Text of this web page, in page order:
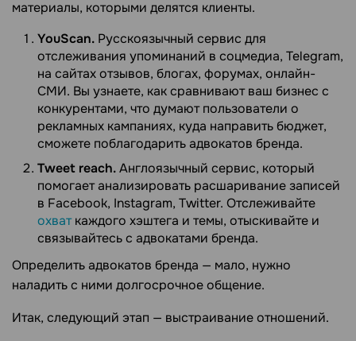
материалы, которыми делятся клиенты.
YouScan. Русскоязычный сервис для
отслеживания упоминаний в соцмедиа, Telegram,
на сайтах отзывов, блогах, форумах, онлайн-
СМИ. Вы узнаете, как сравнивают ваш бизнес с
конкурентами, что думают пользователи о
рекламных кампаниях, куда направить бюджет,
сможете поблагодарить адвокатов бренда.
Tweet reach.Англоязычный сервис, который
помогает анализировать расшаривание записей
в Facebook, Instagram, Twitter. Отслеживайте
охваткаждого хэштега и темы, отыскивайте и
связывайтесь с адвокатами бренда.
Определить адвокатов бренда — мало, нужно
наладить с ними долгосрочное общение.
Итак, следующий этап — выстраивание отношений.